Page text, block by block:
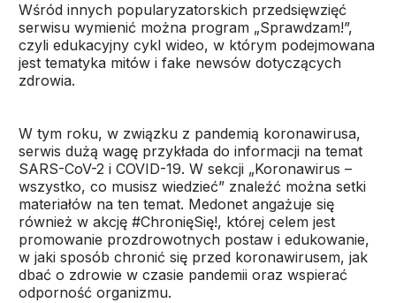
Wśród innych popularyzatorskich przedsięwzięć
serwisu wymienić można program „Sprawdzam!”,
czyli edukacyjny cykl wideo, w którym podejmowana
jest tematyka mitów i fake newsów dotyczących
zdrowia.
W tym roku, w związku z pandemią koronawirusa,
serwis dużą wagę przykłada do informacji na temat
SARS-CoV-2 i COVID-19. W sekcji „Koronawirus –
wszystko, co musisz wiedzieć” znaleźć można setki
materiałów na ten temat. Medonet angażuje się
również w akcję #ChronięSię!, której celem jest
promowanie prozdrowotnych postaw i edukowanie,
w jaki sposób chronić się przed koronawirusem, jak
dbać o zdrowie w czasie pandemii oraz wspierać
odporność organizmu.